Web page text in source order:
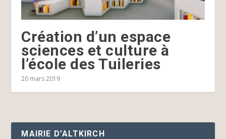
Création d’un espace
sciences et culture à
l’école des Tuileries
20 mars 2019
MAIRIE D’ALTKIRCH